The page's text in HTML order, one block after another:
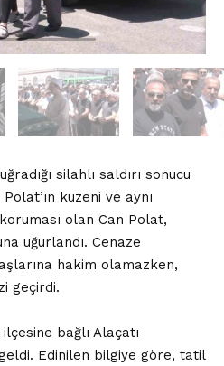
silahlı saldırı sonucu
kuzeni ve aynı
olan Can Polat,
uğurlandı. Cenaze
hakim olamazken,
geçirdi.
bağlı Alaçatı
Edinilen bilgiye göre, tatil